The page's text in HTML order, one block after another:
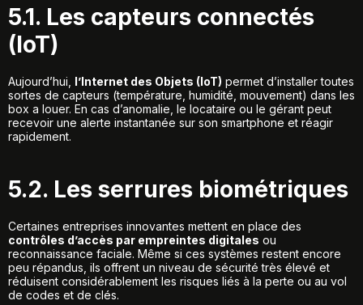
5.1. Les capteurs connectés
(IoT)
Aujourd’hui, l’Internet des Objets (IoT) permet d’installer toutes
sortes de capteurs (température, humidité, mouvement) dans les
box a louer. En cas d’anomalie, le locataire ou le gérant peut
recevoir une alerte instantanée sur son smartphone et réagir
rapidement.
5.2. Les serrures biométriques
Certaines entreprises innovantes mettent en place des
contrôles d’accès par empreintes digitales ou
reconnaissance faciale. Même si ces systèmes restent encore
peu répandus, ils offrent un niveau de sécurité très élevé et
réduisent considérablement les risques liés à la perte ou au vol
de codes et de clés.